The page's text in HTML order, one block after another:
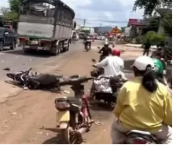
được tất cả các
lợi mà thẻ của
Apple Pay, vui lòng
vn/apple-pay/.
TPBank, vui lòng truy
hệ Tổng đài Chăm